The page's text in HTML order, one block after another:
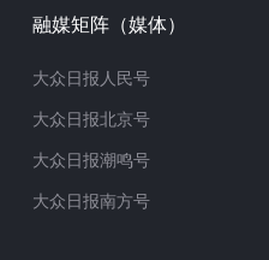
融媒矩阵（媒体）
大众日报人民号
大众日报北京号
大众日报潮鸣号
大众日报南方号